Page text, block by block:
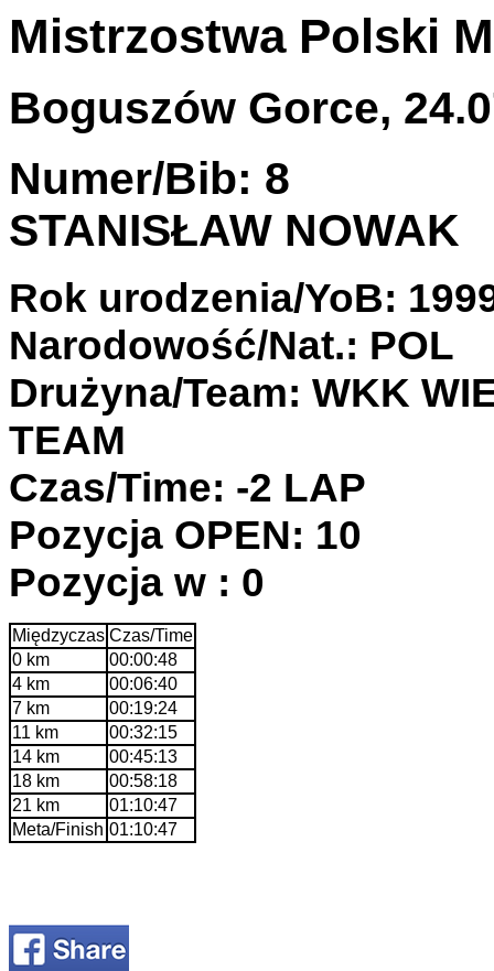
Mistrzostwa Polski
Boguszów Gorce,
Numer/Bib: 8
STANISŁAW NOWAK
Rok urodzenia/YoB:
Narodowość/Nat.: POL
Drużyna/Team: WKK
TEAM
Czas/Time: -2 LAP
Pozycja OPEN: 10
Pozycja w : 0
Międzyczas Czas/Time
0 km
00:00:48
4 km
00:06:40
7 km
00:19:24
11 km
00:32:15
14 km
00:45:13
18 km
00:58:18
21 km
01:10:47
Meta/Finish 01:10:47